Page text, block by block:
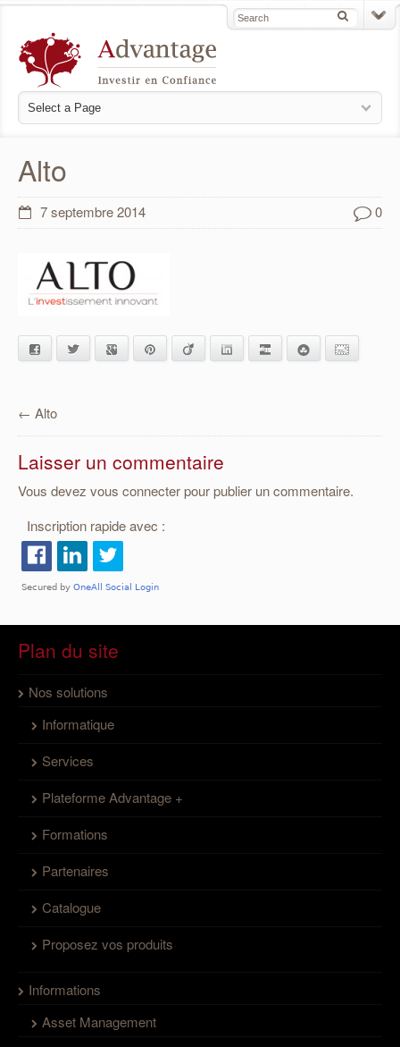
Alto
7 septembre 2014 0
Facebook Twitter Google+ Pinterest Viadeo LinkedIn StumbleUpon
← Alto
Laisser un commentaire
Vous devez vous connecterpour publier un commentaire.
Inscription rapide avec :
Plan du site
Nos solutions
Informatique
Services
Plateforme Advantage +
Formations
Partenaires
Catalogue
Proposez vos produits
Informations
Asset Management